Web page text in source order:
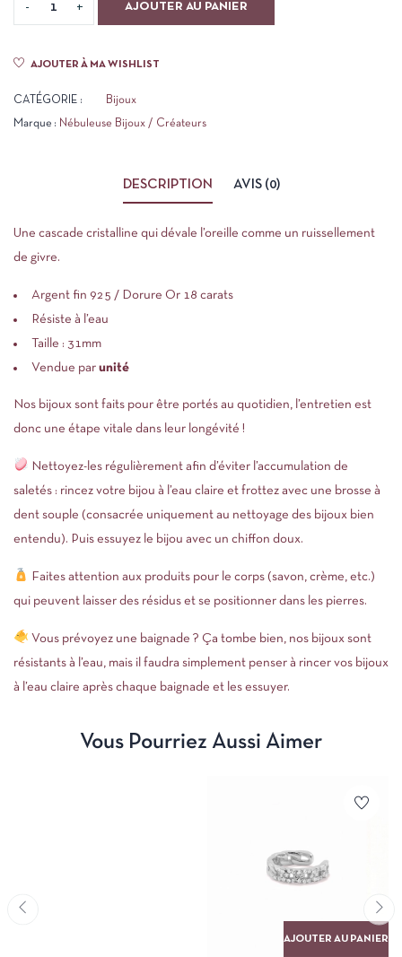
AJOUTER AU PANIER
AJOUTER À MA WISHLIST
CATÉGORIE : Bijoux
Marque : Nébuleuse Bijoux / Créateurs
DESCRIPTION AVIS (0)
Une cascade cristalline qui dévale l’oreille comme un ruissellement
de givre.
Argent fin 925 / Dorure Or 18 carats
Résiste à l’eau
Taille : 31mm
Vendue par unité
Nos bijoux sont faits pour être portés au quotidien, l’entretien est
donc une étape vitale dans leur longévité !
Nettoyez-les régulièrement afin d’éviter l’accumulation de
saletés : rincez votre bijou à l’eau claire et frottez avec une brosse à
dent souple (consacrée uniquement au nettoyage des bijoux bien
entendu). Puis essuyez le bijou avec un chiffon doux.
Faites attention aux produits pour le corps (savon, crème, etc.)
qui peuvent laisser des résidus et se positionner dans les pierres.
Vous prévoyez une baignade ? Ça tombe bien, nos bijoux sont
résistants à l’eau, mais il faudra simplement penser à rincer vos bijoux
à l’eau claire après chaque baignade et les essuyer.
Vous Pourriez Aussi Aimer
AJOUTER AU PANIER